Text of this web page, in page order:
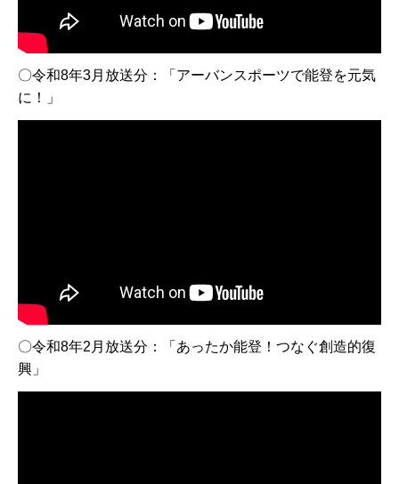
〇令和8年3月放送分：「アーバンスポーツで能登を元気
に！」
〇令和8年2月放送分：「あったか能登！つなぐ創造的復
興」